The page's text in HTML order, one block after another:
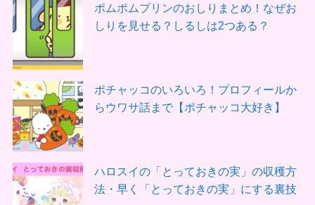
ポムポムプリンのおしりまとめ！なぜお
しりを見せる？しるしは2つある？
ポチャッコのいろいろ！プロフィールか
らウワサ話まで【ポチャッコ大好き】
ハロスイの「とっておきの実」の収穫方
法・早く「とっておきの実」にする裏技